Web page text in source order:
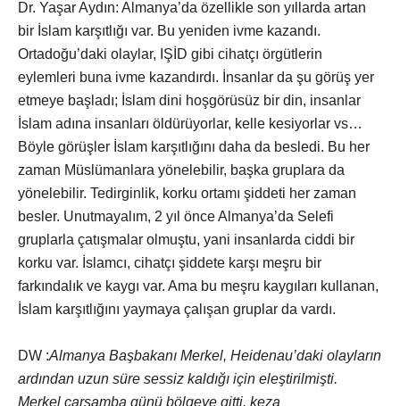
Dr. Yaşar Aydın: Almanya’da özellikle son yıllarda artan
bir İslam karşıtlığı var. Bu yeniden ivme kazandı.
Ortadoğu’daki olaylar, IŞİD gibi cihatçı örgütlerin
eylemleri buna ivme kazandırdı. İnsanlar da şu görüş yer
etmeye başladı; İslam dini hoşgörüsüz bir din, insanlar
İslam adına insanları öldürüyorlar, kelle kesiyorlar vs…
Böyle görüşler İslam karşıtlığını daha da besledi. Bu her
zaman Müslümanlara yönelebilir, başka gruplara da
yönelebilir. Tedirginlik, korku ortamı şiddeti her zaman
besler. Unutmayalım, 2 yıl önce Almanya’da Selefi
gruplarla çatışmalar olmuştu, yani insanlarda ciddi bir
korku var. İslamcı, cihatçı şiddete karşı meşru bir
farkındalık ve kaygı var. Ama bu meşru kaygıları kullanan,
İslam karşıtlığını yaymaya çalışan gruplar da vardı.
DW :Almanya Başbakanı Merkel, Heidenau’daki olayların
ardından uzun süre sessiz kaldığı için eleştirilmişti.
Merkel çarşamba günü bölgeye gitti, keza